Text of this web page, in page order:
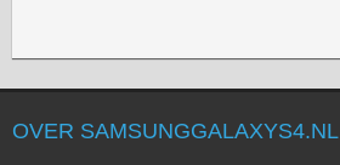
OVER SAMSUNGGALAXYS4.NL